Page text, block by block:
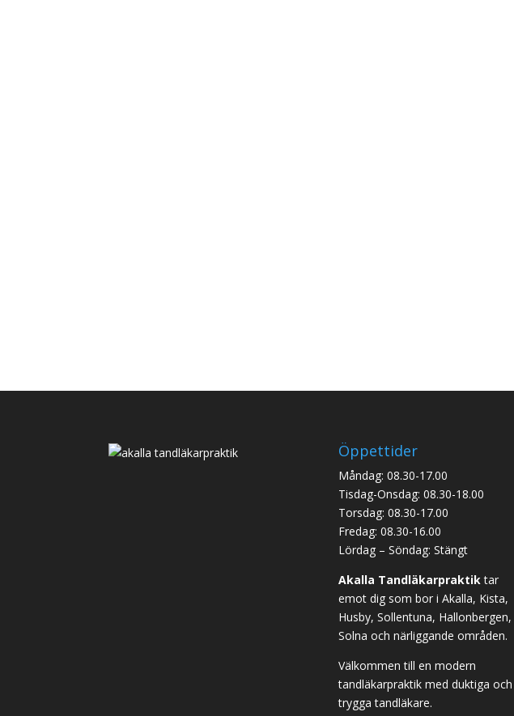
Öppettider
Måndag: 08.30-17.00
Tisdag-Onsdag: 08.30-18.00
Torsdag: 08.30-17.00
Fredag: 08.30-16.00
Lördag – Söndag: Stängt
Akalla Tandläkarpraktiktar
emot dig som bor i Akalla, Kista,
Husby, Sollentuna, Hallonbergen,
Solna och närliggande områden.
Välkommen till en modern
tandläkarpraktik med duktiga och
trygga tandläkare.